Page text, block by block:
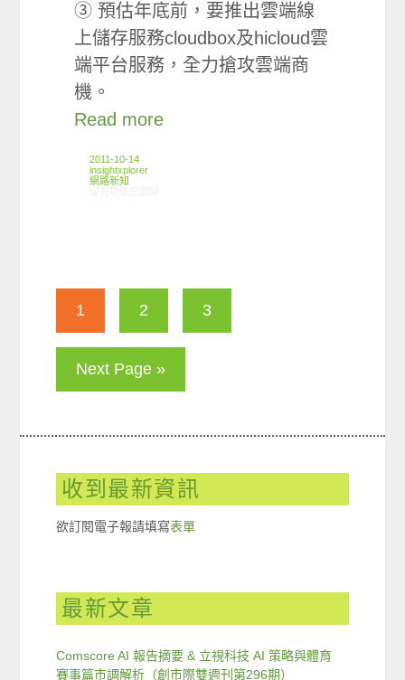
③ 預估年底前，要推出雲端線
上儲存服務cloudbox及hicloud雲
端平台服務，全力搶攻雲端商
機。
Read more
2011-10-14
insightxplorer
網路新知
1 2 3
Next Page »
收到最新資訊
欲訂閱電子報請填寫表單
最新文章
Comscore AI 報告摘要 & 立視科技 AI 策略與體育
賽事篇市調解析（創市際雙週刊第296期）